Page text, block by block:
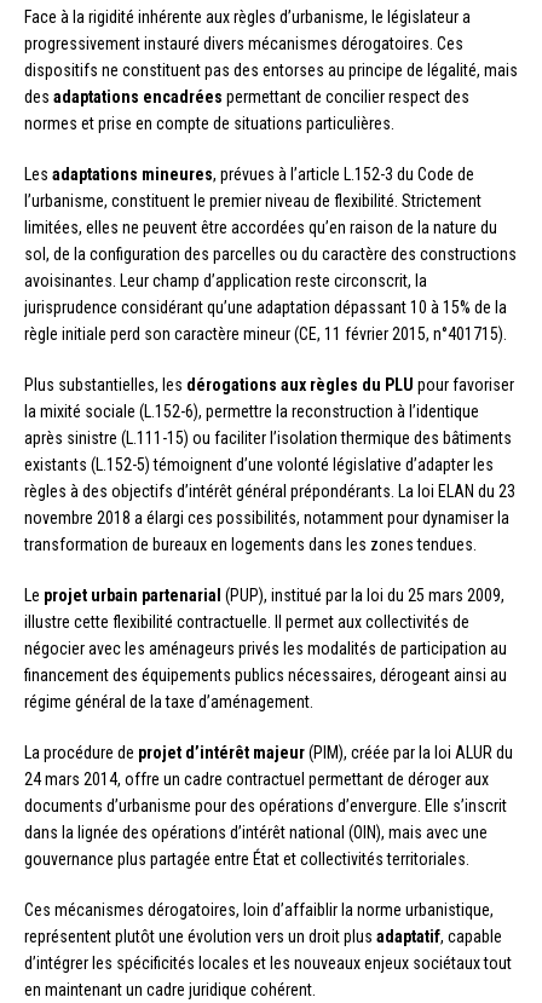
Face à la rigidité inhérente aux règles d’urbanisme, le législateur a
progressivement instauré divers mécanismes dérogatoires. Ces
dispositifs ne constituent pas des entorses au principe de légalité, mais
des adaptations encadrées permettant de concilier respect des
normes et prise en compte de situations particulières.
Les adaptations mineures, prévues à l’article L.152-3 du Code de
l’urbanisme, constituent le premier niveau de flexibilité. Strictement
limitées, elles ne peuvent être accordées qu’en raison de la nature du
sol, de la configuration des parcelles ou du caractère des constructions
avoisinantes. Leur champ d’application reste circonscrit, la
jurisprudence considérant qu’une adaptation dépassant 10 à 15% de la
règle initiale perd son caractère mineur (CE, 11 février 2015, n°401715).
Plus substantielles, les dérogations aux règles du PLU pour favoriser
la mixité sociale (L.152-6), permettre la reconstruction à l’identique
après sinistre (L.111-15) ou faciliter l’isolation thermique des bâtiments
existants (L.152-5) témoignent d’une volonté législative d’adapter les
règles à des objectifs d’intérêt général prépondérants. La loi ELAN du 23
novembre 2018 a élargi ces possibilités, notamment pour dynamiser la
transformation de bureaux en logements dans les zones tendues.
Le projet urbain partenarial (PUP), institué par la loi du 25 mars 2009,
illustre cette flexibilité contractuelle. Il permet aux collectivités de
négocier avec les aménageurs privés les modalités de participation au
financement des équipements publics nécessaires, dérogeant ainsi au
régime général de la taxe d’aménagement.
La procédure de projet d’intérêt majeur(PIM), créée par la loi ALUR du
24 mars 2014, offre un cadre contractuel permettant de déroger aux
documents d’urbanisme pour des opérations d’envergure. Elle s’inscrit
dans la lignée des opérations d’intérêt national (OIN), mais avec une
gouvernance plus partagée entre État et collectivités territoriales.
Ces mécanismes dérogatoires, loin d’affaiblir la norme urbanistique,
représentent plutôt une évolution vers un droit plus adaptatif, capable
d’intégrer les spécificités locales et les nouveaux enjeux sociétaux tout
en maintenant un cadre juridique cohérent.